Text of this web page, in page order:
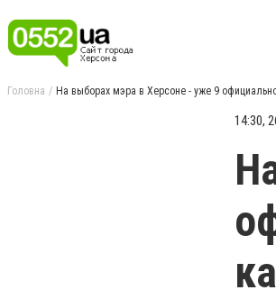
Головна На выборах мэра в Херсоне - уже 9
14:30,